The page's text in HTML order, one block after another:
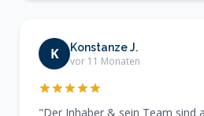
K Konstanze J.
vor 11 Monaten
"Der Inhaber & sein Team sind